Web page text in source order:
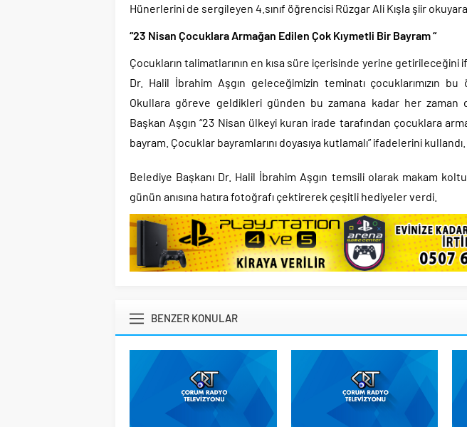
Hünerlerini de sergileyen 4.sınıf öğrencisi Rüzgar Ali Kışla şiir
“23 Nisan Çocuklara Armağan Edilen Çok Kıymetli Bir Bayram “
Çocukların talimatlarının en kısa süre içerisinde yerine getirileceğini
Dr. Halil İbrahim Aşgın geleceğimizin teminatı çocuklarımızın
Okullara göreve geldikleri günden bu zamana kadar her zaman
Başkan Aşgın “23 Nisan ülkeyi kuran irade tarafından çocuklara
bayram. Çocuklar bayramlarını doyasıya kutlamalı” ifadelerini kullandı.
Belediye Başkanı Dr. Halil İbrahim Aşgın temsili olarak makam
günün anısına hatıra fotoğrafı çektirerek çeşitli hediyeler verdi.
BENZER KONULAR